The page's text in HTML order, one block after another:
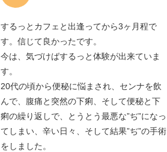
するっとカフェと出逢ってから3ヶ月程で
す。信じて良かったです。
今は、気づけばするっと体験が出来ていま
す。
20代の頃から便秘に悩まされ、センナを飲
んで、腹痛と突然の下痢、そして便秘と下
痢の繰り返しで、とうとう最悪な”ぢ”になっ
てしまい、辛い日々、そして結果”ぢ”の手術
をしました。